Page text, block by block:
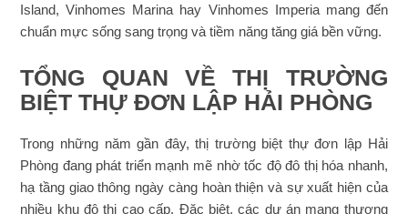
Island, Vinhomes Marina hay Vinhomes Imperia mang đến
chuẩn mực sống sang trọng và tiềm năng tăng giá bền vững.
TỔNG QUAN VỀ THỊ TRƯỜNG
BIỆT THỰ ĐƠN LẬP HẢI PHÒNG
Trong những năm gần đây, thị trường biệt thự đơn lập Hải
Phòng đang phát triển mạnh mẽ nhờ tốc độ đô thị hóa nhanh,
hạ tầng giao thông ngày càng hoàn thiện và sự xuất hiện của
nhiều khu đô thị cao cấp. Đặc biệt, các dự án mang thương